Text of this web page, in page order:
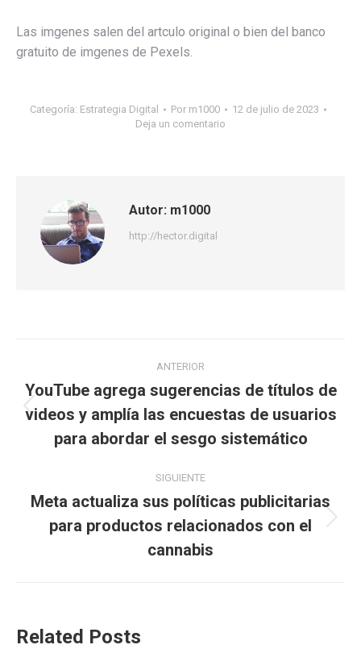
Las imgenes salen del artculo original o bien del banco
gratuito de imgenes de Pexels.
Categoría: Estrategia Digital Por m1000
12 de julio de 2023
Deja un comentario
Autor: m1000
http://hector.digital
Navegación
entre
publicaciones
ANTERIOR
Publicación
anterior:
YouTube agrega sugerencias de títulos de
videos y amplía las encuestas de usuarios
para abordar el sesgo sistemático
SIGUIENTE
Publicación
siguiente:
Meta actualiza sus políticas publicitarias
para productos relacionados con el
cannabis
Related Posts